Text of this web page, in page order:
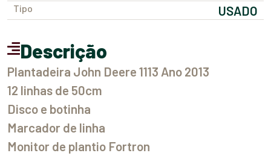
Tipo USADO
Descrição
Plantadeira John Deere 1113 Ano 2013
12 linhas de 50cm
Disco e botinha
Marcador de linha
Monitor de plantio Fortron